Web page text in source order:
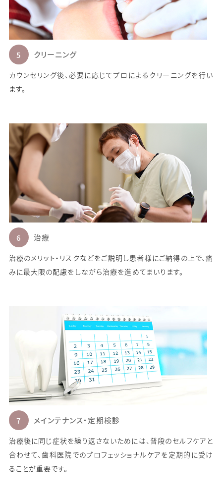
クリーニング
カウンセリング後、必要に応じてプロによるクリーニングを行い
ます。
治療
治療のメリット・リスクなどをご説明し患者様にご納得の上で、痛
みに最大限の配慮をしながら治療を進めてまいります。
メインテナンス・定期検診
治療後に同じ症状を繰り返さないためには、普段のセルフケアと
合わせて、歯科医院でのプロフェッショナルケアを定期的に受け
ることが重要です。